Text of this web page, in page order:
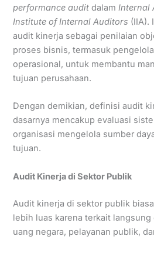
performance audit dalamInternal
Institute of Internal Auditors (IIA).
audit kinerja sebagai penilaian
proses bisnis, termasuk
operasional, untuk membantu
tujuan perusahaan.
Dengan demikian, definisi audit
dasarnya mencakup evaluasi
organisasi mengelola sumber
tujuan.
Audit Kinerja di Sektor Publik
Audit kinerja di sektor publik
lebih luas karena terkait
uang negara, pelayanan publik,